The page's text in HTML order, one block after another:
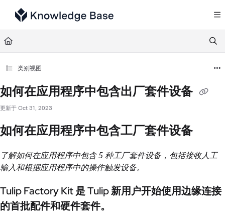
Documentation Index
Fetch the complete documentation index at:
Use this file to discover all available pages before exploring further.
类别视图
如何在应用程序中包含出厂套件设备
更新于 Oct 31, 2023
如何在应用程序中包含工厂套件设备
了解如何在应用程序中包含 5 种工厂套件设备，包括接收人工
输入和根据应用程序中的操作触发设备。
Tulip Factory Kit 是 Tulip 新用户开始使用边缘连接
的首批配件和硬件套件。